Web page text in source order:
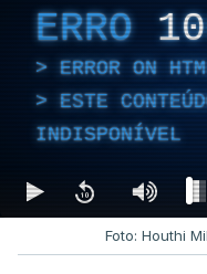
ERRO
ERROR ON
ESTE
INDISPONÍVEL
Foto: Houthi